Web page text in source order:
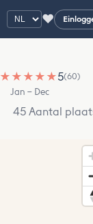
♥
★ ★ ★ ★ ★5(60)
Jan – Dec
45 Aantal